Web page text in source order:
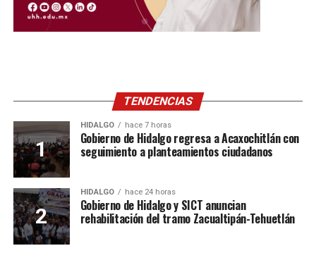
TENDENCIAS
HIDALGO hace 7 horas
Gobierno de Hidalgo regresa a Acaxochitlán con
seguimiento a planteamientos ciudadanos
HIDALGO hace 24 horas
Gobierno de Hidalgo y SICT anuncian
rehabilitación del tramo Zacualtipán-Tehuetlán